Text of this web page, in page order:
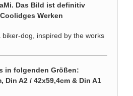
Das Bild ist definitiv
Werken
biker-dog, inspired by the works
in folgenden Größen:
Din A2 / 42x59,4cm & Din A1